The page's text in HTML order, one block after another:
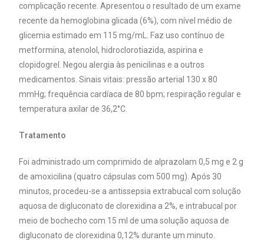
complicação recente. Apresentou o resultado de um exame
recente da hemoglobina glicada (6%), com nível médio de
glicemia estimado em 115 mg/mL. Faz uso contínuo de
metformina, atenolol, hidroclorotiazida, aspirina e
clopidogrel. Negou alergia às penicilinas e a outros
medicamentos. Sinais vitais: pressão arterial 130 x 80
mmHg; frequência cardíaca de 80 bpm; respiração regular e
temperatura axilar de 36,2°C.
Tratamento
Foi administrado um comprimido de alprazolam 0,5 mg e 2 g
de amoxicilina (quatro cápsulas com 500 mg). Após 30
minutos, procedeu-se a antissepsia extrabucal com solução
aquosa de digluconato de clorexidina a 2%, e intrabucal por
meio de bochecho com 15 ml de uma solução aquosa de
digluconato de clorexidina 0,12% durante um minuto.